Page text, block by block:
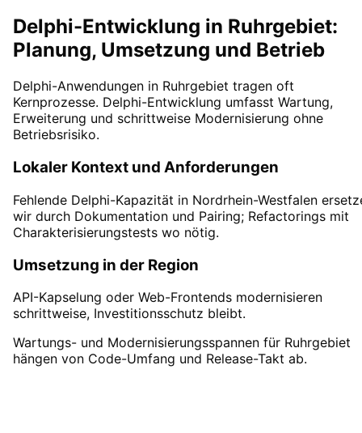
Delphi-Entwicklung in Ruhrgebiet:
Planung, Umsetzung und Betrieb
Delphi-Anwendungen in Ruhrgebiet tragen oft
Kernprozesse. Delphi-Entwicklung umfasst Wartung,
Erweiterung und schrittweise Modernisierung ohne
Betriebsrisiko.
Lokaler Kontext und Anforderungen
Fehlende Delphi-Kapazität in Nordrhein-Westfalen
wir durch Dokumentation und Pairing; Refactorings mit
Charakterisierungstests wo nötig.
Umsetzung in der Region
API-Kapselung oder Web-Frontends modernisieren
schrittweise, Investitionsschutz bleibt.
Wartungs- und Modernisierungsspannen für Ruhrgebiet
hängen von Code-Umfang und Release-Takt ab.